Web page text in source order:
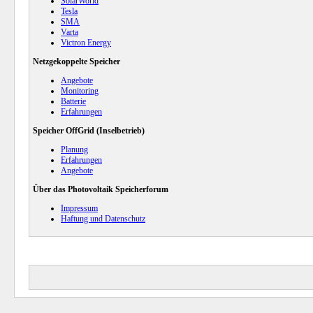
Tesla
SMA
Varta
Victron Energy
Netzgekoppelte Speicher
Angebote
Monitoring
Batterie
Erfahrungen
Speicher OffGrid (Inselbetrieb)
Planung
Erfahrungen
Angebote
Über das Photovoltaik Speicherforum
Impressum
Haftung und Datenschutz